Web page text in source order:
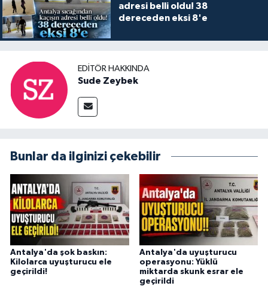
adresi belli oldu! 38
dereceden eksi 8'e
EDITÖR HAKKINDA
Sude Zeybek
Bunlar da ilginizi çekebilir
Antalya'da şok baskın:
Kilolarca uyuşturucu ele
geçirildi!
Antalya'da uyuşturucu
operasyonu: Yüklü
miktarda skunk esrar ele
geçirildi